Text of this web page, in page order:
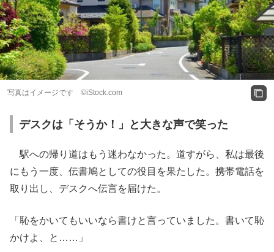
写真はイメージです ©iStock.com
デスクは「そうか！」と大きな声で笑った
駅への帰り道はもう迷わなかった。道すがら、私は最後
にもう一度、伝書鳩としての役目を果たした。携帯電話を
取り出し、デスクへ伝言を届けた。
「恥をかいてもいいなら書けと言っていました。書いて恥
かけよ、と……」